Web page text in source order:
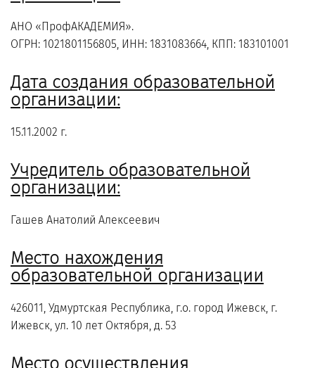
АНО «ПрофАКАДЕМИЯ».
ОГРН: 1021801156805, ИНН: 1831083664, КПП: 183101001
Дата создания образовательной
организации:
15.11.2002 г.
Учредитель образовательной
организации:
Гашев Анатолий Алексеевич
Место нахождения
образовательной организации
426011, Удмуртская Республика, г.о. город Ижевск, г.
Ижевск, ул. 10 лет Октября, д. 53